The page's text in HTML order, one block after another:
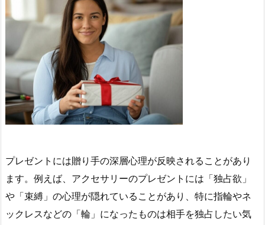
プレゼントには贈り手の深層心理が反映されることがあり
ます。例えば、アクセサリーのプレゼントには「独占欲」
や「束縛」の心理が隠れていることがあり、特に指輪やネ
ックレスなどの「輪」になったものは相手を独占したい気